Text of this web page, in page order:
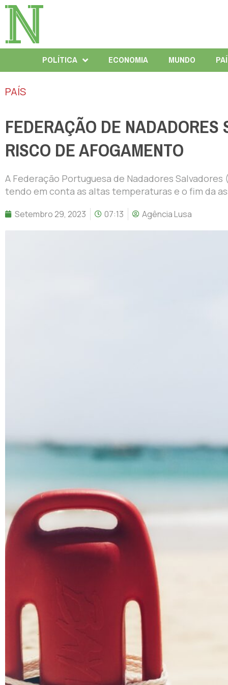
POLÍTICA ECONOMIA MUNDO
PAÍS
FEDERAÇÃO DE
RISCO DE AFOGAMENTO
A Federação Portuguesa de Nadadores
tendo em conta as altas temperaturas e o fim da
Setembro 29, 2023 07:13 Agência Lusa